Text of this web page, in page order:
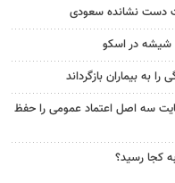
دست نشانده سعودی
شیشه در اسکو
به بیماران بازگرداند
سه اصل اعتماد عمومی را حفظ
کجا رسید؟